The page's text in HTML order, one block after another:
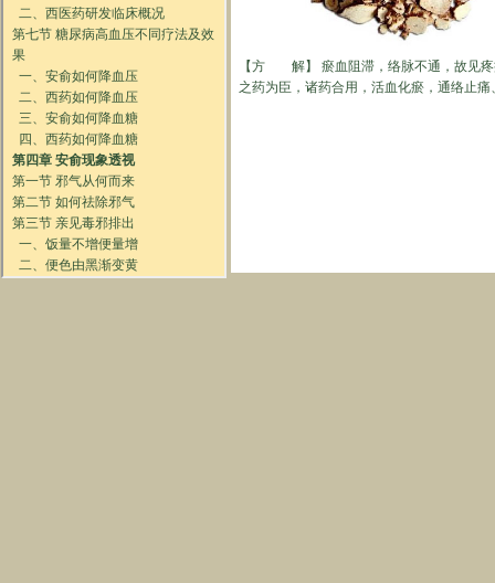
【方 解】 瘀血阻滞，络脉不通，故见
之药为臣，诸药合用，活血化瘀，通络止